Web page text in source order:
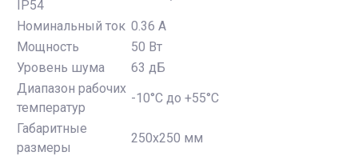
IP54
Номинальный ток 0.36 А
Мощность
50 Вт
Уровень шума
63 дБ
Диапазон рабочих
температур
-10°С до +55°С
Габаритные
размеры
250x250 мм